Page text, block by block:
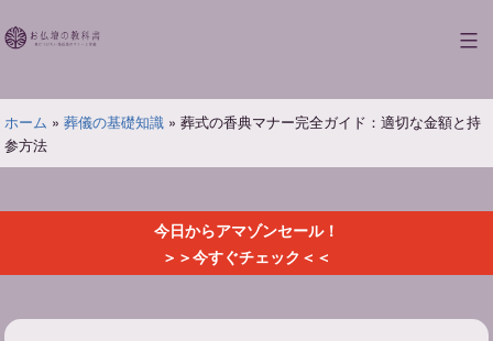
ン
ツ
へ
ス
お
壇
の
教
ホーム » 葬儀の基礎知識» 葬式の香典マナー完全ガイド：適切な金額と持
参方法
今日からアマゾンセール！
＞＞今すぐチェック＜＜